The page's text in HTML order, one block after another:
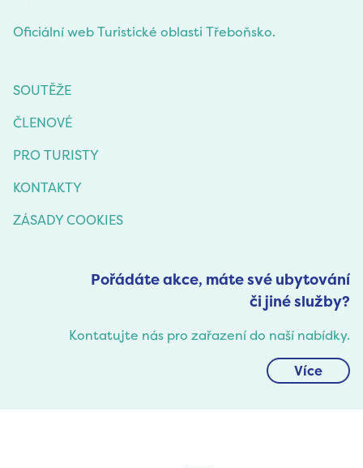
Oficiální web Turistické oblasti Třeboňsko.
SOUTĚŽE
ČLENOVÉ
PRO TURISTY
KONTAKTY
ZÁSADY COOKIES
Pořádáte akce, máte své ubytování
či jiné služby?
Kontatujte nás pro zařazení do naší nabídky.
Více